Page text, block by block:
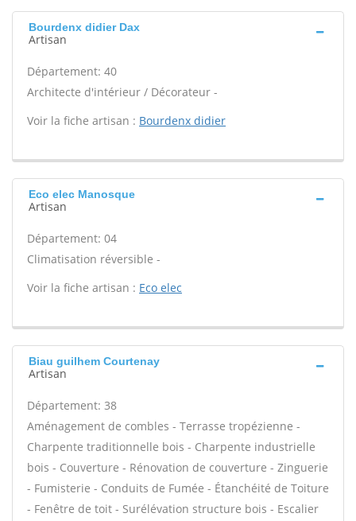
Bourdenx didier Dax
Artisan
Département: 40
Architecte d'intérieur / Décorateur -
Voir la fiche artisan : Bourdenx didier
Eco elec Manosque
Artisan
Département: 04
Climatisation réversible -
Voir la fiche artisan : Eco elec
Biau guilhem Courtenay
Artisan
Département: 38
Aménagement de combles - Terrasse tropézienne -
Charpente traditionnelle bois - Charpente industrielle
bois - Couverture - Rénovation de couverture - Zinguerie
- Fumisterie - Conduits de Fumée - Étanchéité de Toiture
- Fenêtre de toit - Surélévation structure bois - Escalier